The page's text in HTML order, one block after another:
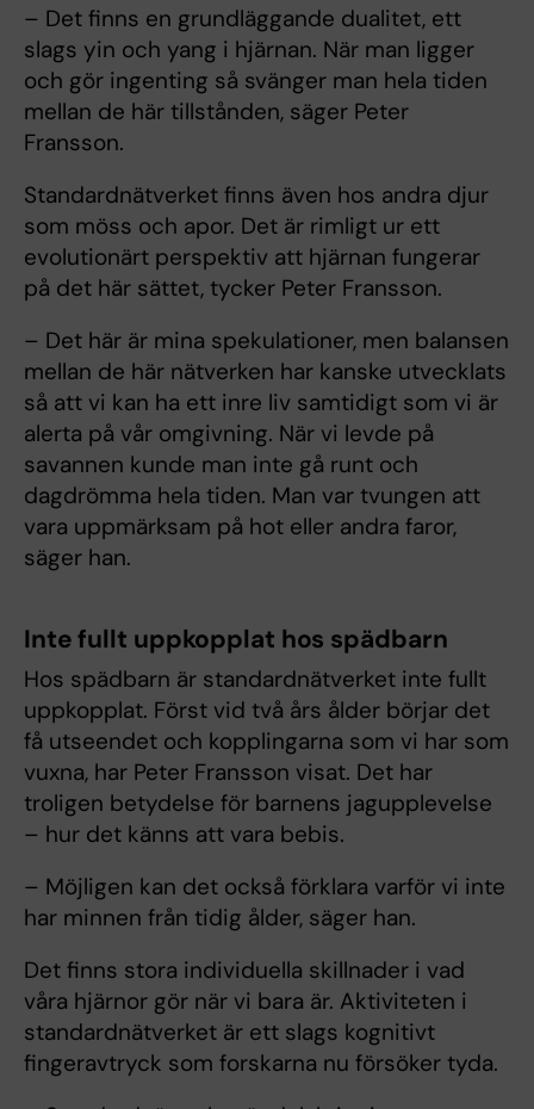
– Det finns en grundläggande dualitet, ett
slags yin och yang i hjärnan. När man ligger
och gör ingenting så svänger man hela tiden
mellan de här tillstånden, säger Peter
Fransson.
Standardnätverket finns även hos andra djur
som möss och apor. Det är rimligt ur ett
evolutionärt perspektiv att hjärnan fungerar
på det här sättet, tycker Peter Fransson.
– Det här är mina spekulationer, men balansen
mellan de här nätverken har kanske utvecklats
så att vi kan ha ett inre liv samtidigt som vi är
alerta på vår omgivning. När vi levde på
savannen kunde man inte gå runt och
dagdrömma hela tiden. Man var tvungen att
vara uppmärksam på hot eller andra faror,
säger han.
Inte fullt uppkopplat hos spädbarn
Hos spädbarn är standardnätverket inte fullt
uppkopplat. Först vid två års ålder börjar det
få utseendet och kopplingarna som vi har som
vuxna, har Peter Fransson visat. Det har
troligen betydelse för barnens jagupplevelse
– hur det känns att vara bebis.
– Möjligen kan det också förklara varför vi inte
har minnen från tidig ålder, säger han.
Det finns stora individuella skillnader i vad
våra hjärnor gör när vi bara är. Aktiviteten i
standardnätverket är ett slags kognitivt
fingeravtryck som forskarna nu försöker tyda.